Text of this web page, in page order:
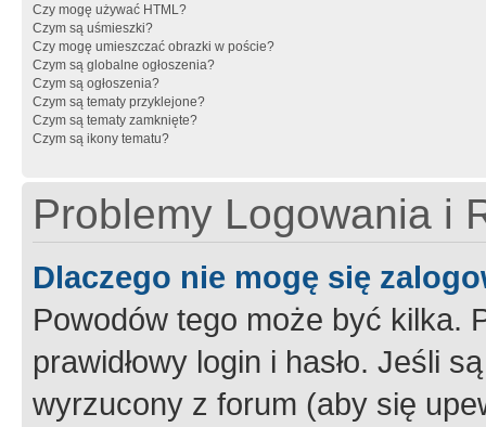
Czy mogę używać HTML?
Czym są uśmieszki?
Czy mogę umieszczać obrazki w poście?
Czym są globalne ogłoszenia?
Czym są ogłoszenia?
Czym są tematy przyklejone?
Czym są tematy zamknięte?
Czym są ikony tematu?
Problemy Logowania i
Dlaczego nie mogę się
Powodów tego może być kilka.
prawidłowy login i hasło. Jeśli
wyrzucony z forum (aby się